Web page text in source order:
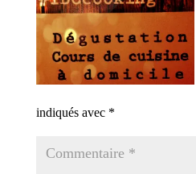
indiqués avec *